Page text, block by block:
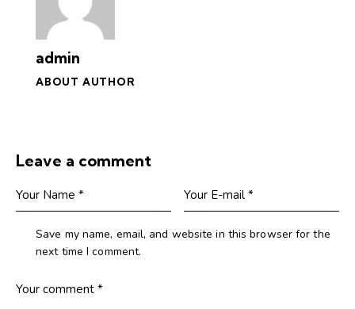
admin
ABOUT AUTHOR
Leave a comment
Save my name, email, and website in this browser for the
next time I comment.